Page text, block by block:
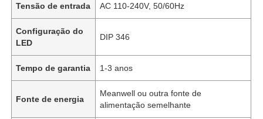
Tensão de entrada AC 110-240V, 50/60Hz
Configuração do
LED
DIP 346
Tempo de garantia 1-3 anos
Fonte de energia
Meanwell ou outra fonte de
alimentação semelhante